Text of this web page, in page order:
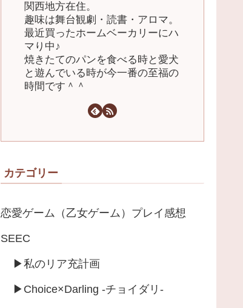
関西地方在住。
趣味は舞台観劇・読書・アロマ。
最近買ったホームベーカリーにハ
マり中♪
焼きたてのパンを食べる時と愛犬
と遊んでいる時が今一番の至福の
時間です＾＾
カテゴリー
恋愛ゲーム（乙女ゲーム）プレイ感想
SEEC
▶︎私のリア充計画
▶︎Choice×Darling -チョイダリ-